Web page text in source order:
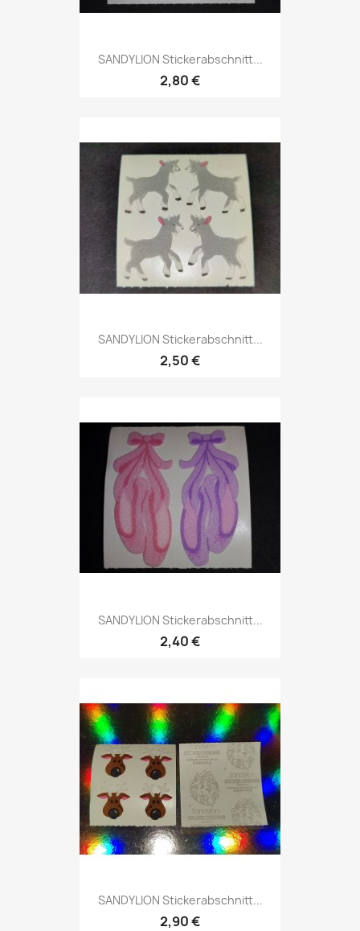
SANDYLION Stickerabschnitt...
2,80 €
SANDYLION Stickerabschnitt...
2,50 €
SANDYLION Stickerabschnitt...
2,40 €
SANDYLION Stickerabschnitt...
2,90 €